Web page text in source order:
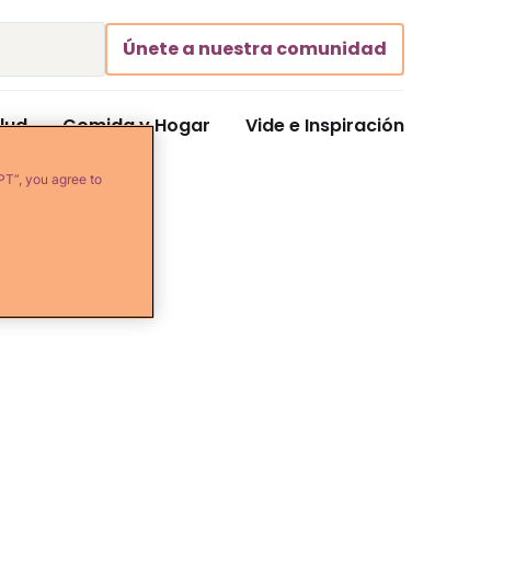
Únete a nuestra comunidad
Comida y Hogar Vide e Inspiración
you agree to